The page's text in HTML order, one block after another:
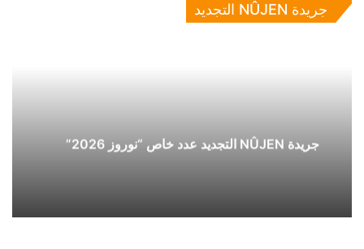
جريدة NÛJEN التجديد
جريدة NÛJEN التجديد عدد خاص “نوروز 2026”